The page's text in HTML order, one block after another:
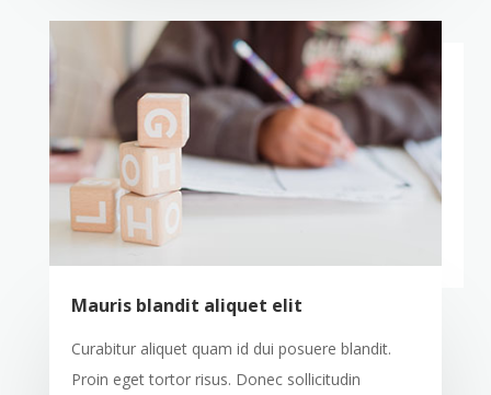
Mauris blandit aliquet elit
Curabitur aliquet quam id dui posuere blandit.
Proin eget tortor risus. Donec sollicitudin